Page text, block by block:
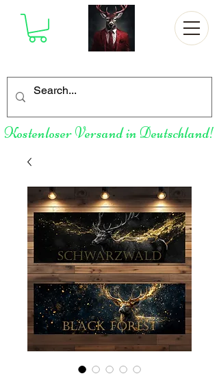
Kostenloser Versand in Deutschland!